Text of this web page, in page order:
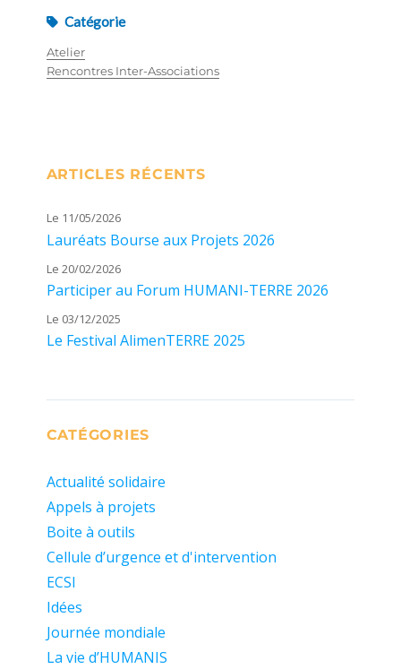
Catégorie
Atelier
Rencontres Inter-Associations
ARTICLES RÉCENTS
Le 11/05/2026
Lauréats Bourse aux Projets 2026
Le 20/02/2026
Participer au Forum HUMANI-TERRE 2026
Le 03/12/2025
Le Festival AlimenTERRE 2025
CATÉGORIES
Actualité solidaire
Appels à projets
Boite à outils
Cellule d’urgence et d'intervention
ECSI
Idées
Journée mondiale
La vie d’HUMANIS